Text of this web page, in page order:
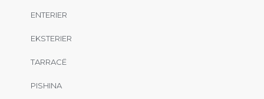
ENTERIER
EKSTERIER
TARRACË
PISHINA